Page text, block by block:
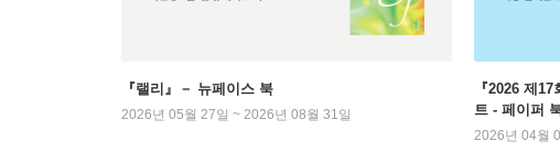
『랠리』－ 뉴페이스 북
2026년 05월 27일 ~ 2026년 08월 31일
『2026 제
트 - 페이퍼
2026년 04월